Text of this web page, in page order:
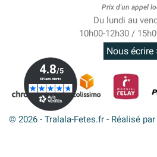
Prix d'un appel
Du lundi au
10h00-12h30 /
Nous écrire
© 2026 - Tralala-Fetes.fr - Réalisé